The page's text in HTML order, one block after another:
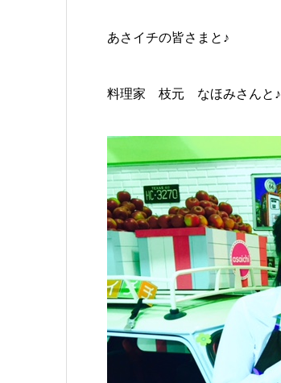
あさイチの皆さまと♪
料理家 枝元 なほみさんと♪